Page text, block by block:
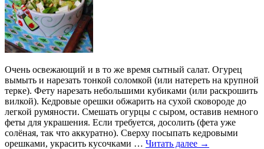
Очень освежающий и в то же время сытный салат. Огурец
вымыть и нарезать тонкой соломкой (или натереть на крупной
терке). Фету нарезать небольшими кубиками (или раскрошить
вилкой). Кедровые орешки обжарить на сухой сковороде до
легкой румяности. Смешать огурцы с сыром, оставив немного
феты для украшения. Если требуется, досолить (фета уже
солёная, так что аккуратно). Сверху посыпать кедровыми
орешками, украсить кусочками … Читать далее →